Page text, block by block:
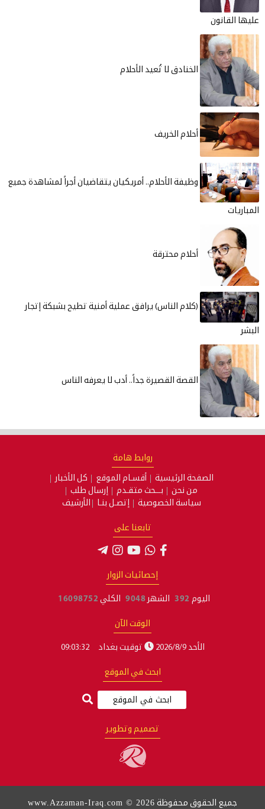
عليها القانون
الخنادق لا تُعيد الأحلام
أحلام الخريف
وظيفة الأحلام.. أمريكيان يتقاضيان أجراً لمشاهدة جميع
المباريات
أحلام محترقة
(كلام الناس) يرافق عملية أمنية تطيح بشبكة إتجار
البشر
القصة القصيرة جداً.. أدب لا يعرفه الناس
روابط هامة
الصفحة الرئيسية أقسـام الموقع
كل الأخبار
من نحن
بـــحث متقـدم
إرسال طلب
سياسة الخصوصية
إتصـل بنـا الأرشيف
تابعنا على
إحصائيات الزوار
اليوم 392 الشهر 9048 الكلي 16098752
الوقت الآن
الأحد 2026/8/9 توقيت بغداد 09:03:33
ابحث في الموقع
تصميم وتطوير
جميع الحقوق محفوظة www.Azzaman-Iraq.com © 2026